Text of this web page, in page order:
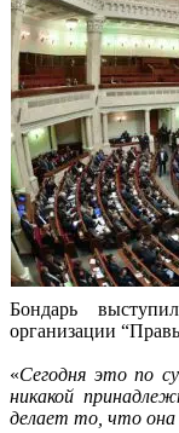
Бондарь
организации
«Сегодня это по
никакой
делает то, что она